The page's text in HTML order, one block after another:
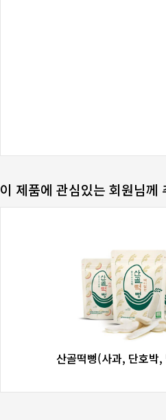
이 제품에 관심있는 회원님께
favorite_bordershare
산골떡뻥(사과, 단호박,